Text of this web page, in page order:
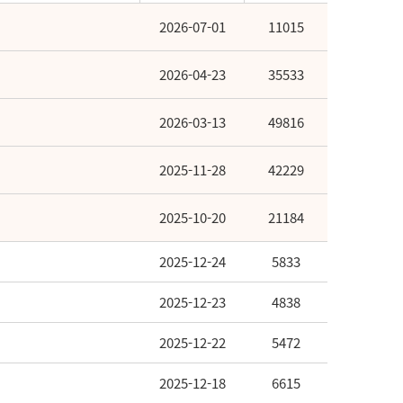
2026-07-01 11015
2026-04-23 35533
2026-03-13 49816
2025-11-28 42229
2025-10-20 21184
2025-12-24 5833
2025-12-23 4838
2025-12-22 5472
2025-12-18 6615